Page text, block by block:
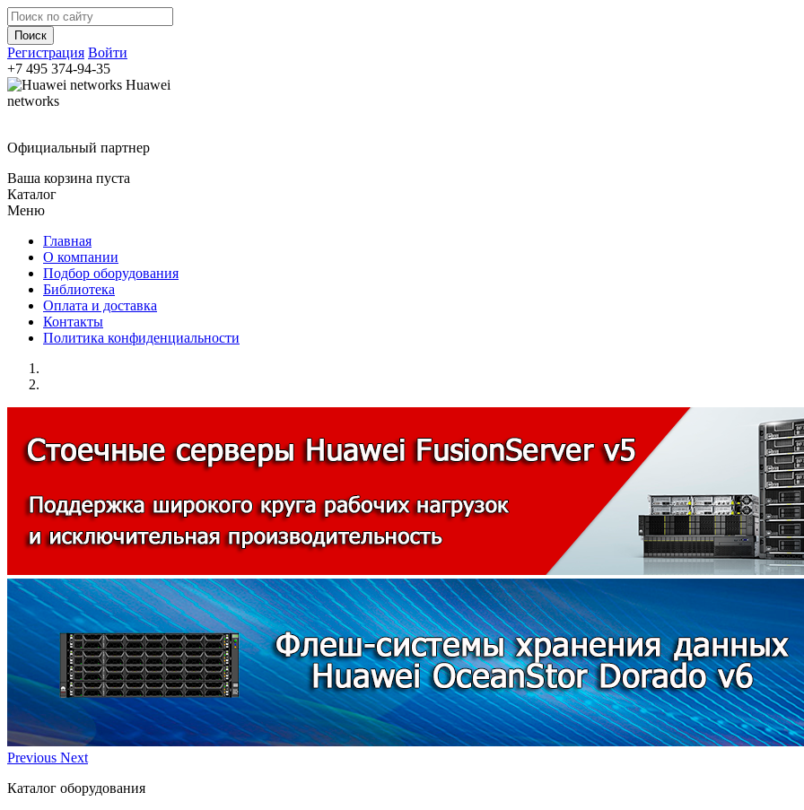
Регистрация Войти
+7 495 374-94-35
Huawei
networks
Официальный партнер
Ваша корзина пуста
Каталог
Меню
Главная
О компании
Подбор оборудования
Библиотека
Оплата и доставка
Контакты
Политика конфиденциальности
Previous Next
Каталог оборудования